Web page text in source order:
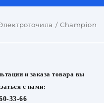
Champion
и заказа товара вы
с нами:
33-66